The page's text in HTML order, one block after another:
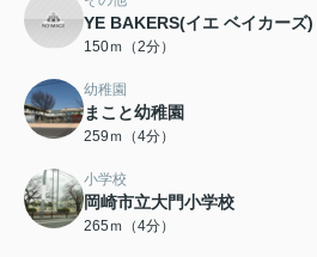
YE BAKERS(イエ ベイカーズ)
150ｍ（2分）
幼稚園
まこと幼稚園
259ｍ（4分）
小学校
岡崎市立大門小学校
265ｍ（4分）